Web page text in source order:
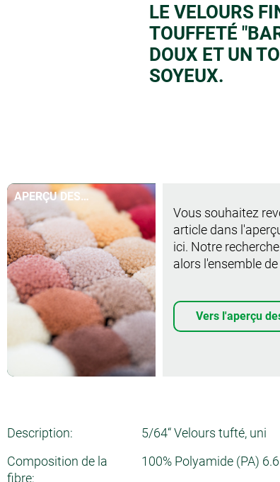
LE VELOURS
TOUFFETÉ
DOUX ET UN
SOYEUX.
APERÇU DES
COULEURS EN UN
COUP D'ŒIL
Vous souhaitez
article dans
ici. Notre
alors l'ensemble
Vers l'aperçu
Description:
5/64“ Velours tufté, uni
Composition de la
fibre:
100% Polyamide (PA) 6.6